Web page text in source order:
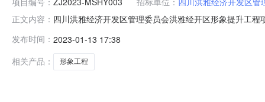
正文内容： 四川洪雅经济开发区管理委员会洪雅经开区形象提升工
元）四、主要标的信息序号供应商名称工程名称施工范
25120132014015
发布时间： 2023-01-13 17:38
相关产品：
形象工程